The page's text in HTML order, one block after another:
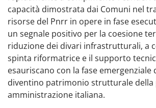
capacità dimostrata dai Comuni nel
risorse del Pnrr in opere in fase
un segnale positivo per la coesione
riduzione dei divari infrastrutturali, a
spinta riformatrice e il supporto
esauriscano con la fase emergenziale
diventino patrimonio strutturale della
amministrazione italiana.